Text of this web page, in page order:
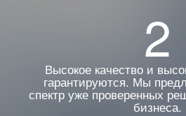
2
Высокое качество и
гарантируются. Мы
спектр уже проверенных
бизнеса.